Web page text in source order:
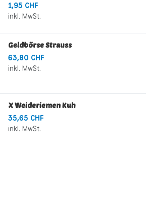
1,95 CHF
inkl. MwSt.
Geldbörse Strauss
63,80 CHF
inkl. MwSt.
X Weideriemen Kuh
35,65 CHF
inkl. MwSt.